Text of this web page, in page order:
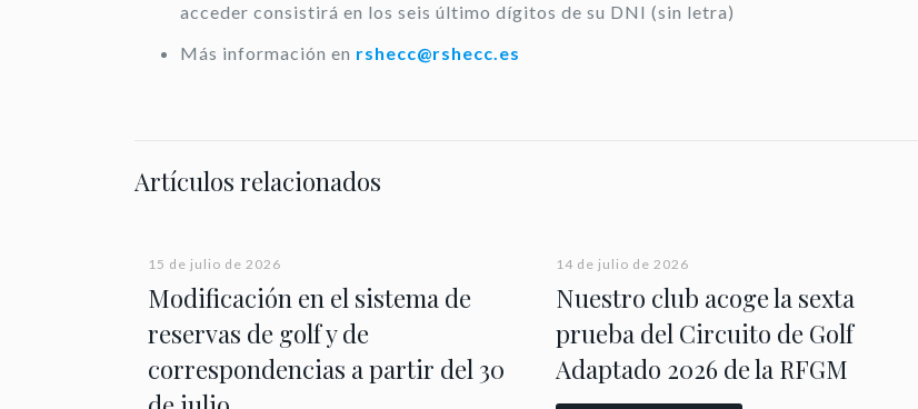
acceder consistirá en los seis último dígitos de su DNI (sin letra)
Más información en rshecc@rshecc.es
Artículos relacionados
15 de julio de 2026
Modificación en el sistema de
reservas de golf y de
correspondencias a partir del 30
14 de julio de 2026
Nuestro club acoge la sexta
prueba del Circuito de Golf
Adaptado 2026 de la RFGM